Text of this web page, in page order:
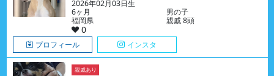
2026年02月03日生
6ヶ月
男の子
福岡県
親戚 8頭
0
プロフィール インスタ
親戚あり